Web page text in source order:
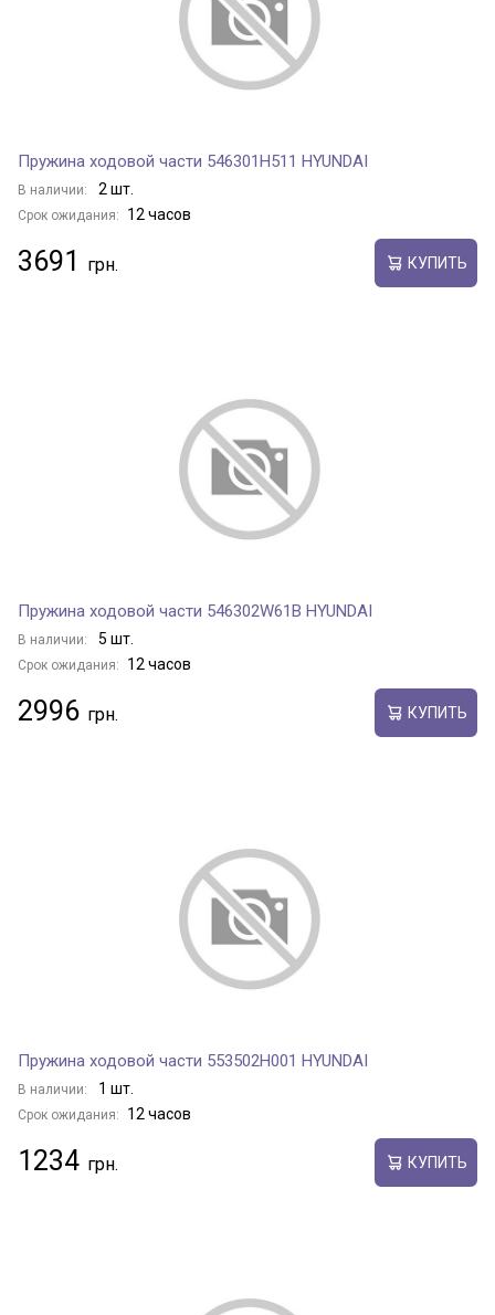
Пружина ходовой части 546301H511 HYUNDAI
В наличии: 2 шт.
Срок ожидания: 12 часов
3691 КУПИТЬ
Пружина ходовой части 546302W61B HYUNDAI
В наличии: 5 шт.
Срок ожидания: 12 часов
2996 КУПИТЬ
Пружина ходовой части 553502H001 HYUNDAI
В наличии: 1 шт.
Срок ожидания: 12 часов
1234 КУПИТЬ